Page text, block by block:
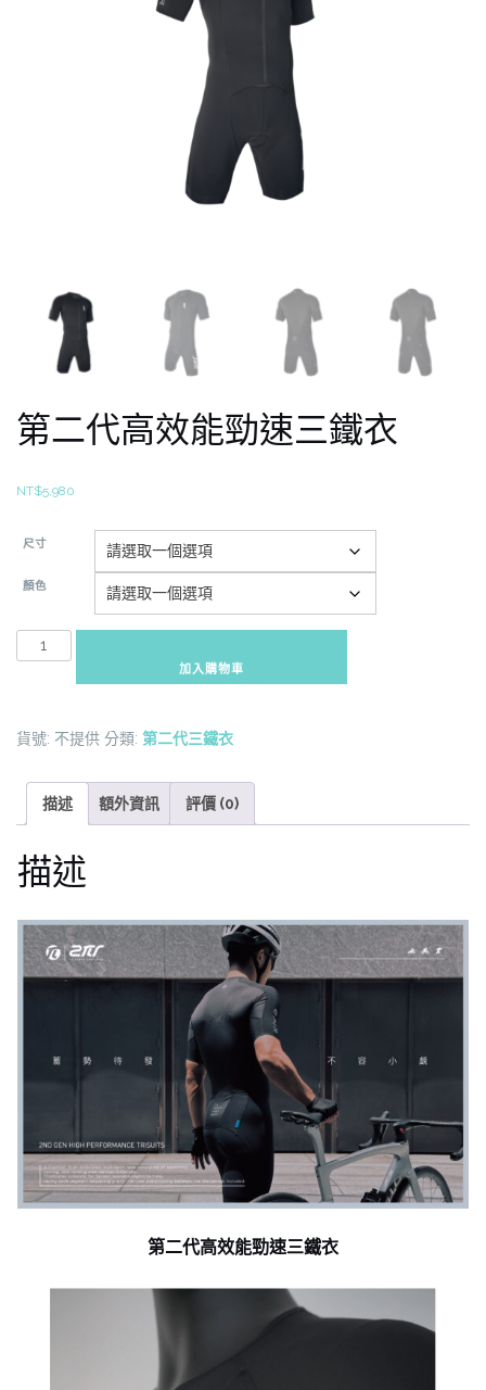
第二代高效能勁速三鐵衣
NT$5,980
尺寸
顏色
效
速
三
鐵
數
量
加入購物車
貨號: 不提供 分類: 第二代三鐵衣
描述 額外資訊 評價 (0)
描述
第二代高效能勁速三鐵衣